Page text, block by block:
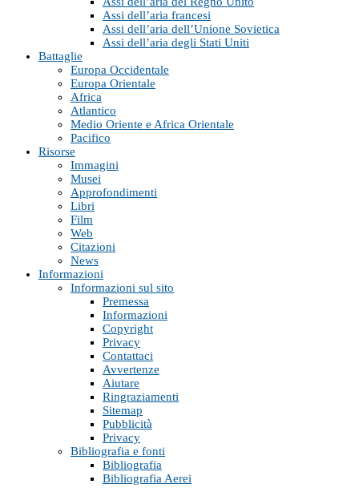
Assi dell’aria francesi
Assi dell’aria dell’Unione Sovietica
Assi dell’aria degli Stati Uniti
Battaglie
Europa Occidentale
Europa Orientale
Africa
Atlantico
Medio Oriente e Africa Orientale
Pacifico
Risorse
Immagini
Musei
Approfondimenti
Libri
Film
Web
Citazioni
News
Informazioni
Informazioni sul sito
Premessa
Informazioni
Copyright
Privacy
Contattaci
Avvertenze
Aiutare
Ringraziamenti
Sitemap
Pubblicità
Privacy
Bibliografia e fonti
Bibliografia
Bibliografia Aerei